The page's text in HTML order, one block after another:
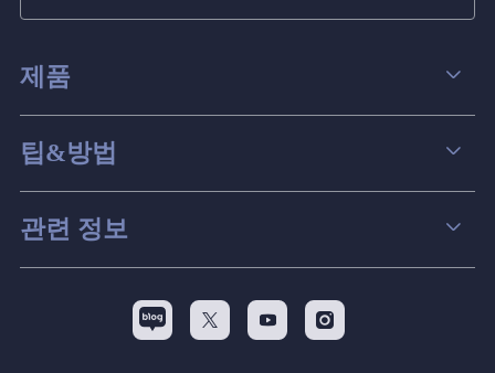
제품
데이터 복구
파티션 관리
스크린 레코더
백업&복원
팁&방법
컴퓨터 데이터 복구 팁
맥 데이터 복구 팁
디스크 파티션 팁
관련 정보
리셀러
  